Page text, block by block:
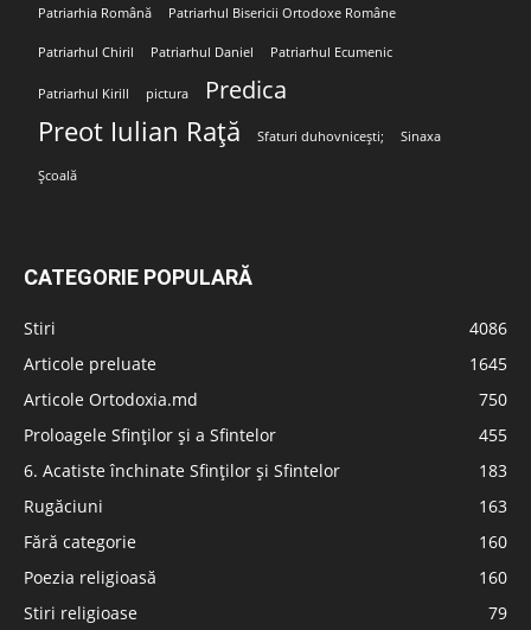
Patriarhia Română Patriarhul Bisericii Ortodoxe Române
Patriarhul Chiril Patriarhul Daniel Patriarhul Ecumenic
Patriarhul Kirill pictura Predica
Preot Iulian Rață Sfaturi duhovnicești; Sinaxa
Școală
CATEGORIE POPULARĂ
Stiri
4086
Articole preluate
1645
Articole Ortodoxia.md
750
Proloagele Sfinților și a Sfintelor
455
6. Acatiste închinate Sfinților și Sfintelor
183
Rugăciuni
163
Fără categorie
160
Poezia religioasă
160
Stiri religioase
79